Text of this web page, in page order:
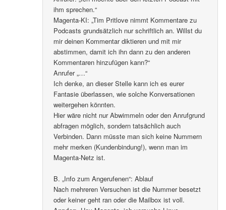
ihm sprechen.“
Magenta-KI: „Tim Pritlove nimmt Kommentare zu
Podcasts grundsätzlich nur schriftlich an. Willst du
mir deinen Kommentar diktieren und mit mir
abstimmen, damit ich ihn dann zu den anderen
Kommentaren hinzufügen kann?“
Anrufer „…“
Ich denke, an dieser Stelle kann ich es eurer
Fantasie überlassen, wie solche Konversationen
weitergehen könnten.
Hier wäre nicht nur Abwimmeln oder den Anrufgrund
abfragen möglich, sondern tatsächlich auch
Verbinden. Dann müsste man sich keine Nummern
mehr merken (Kundenbindung!), wenn man im
Magenta-Netz ist.
B. „Info zum Angerufenen“: Ablauf
Nach mehreren Versuchen ist die Nummer besetzt
oder keiner geht ran oder die Mailbox ist voll.